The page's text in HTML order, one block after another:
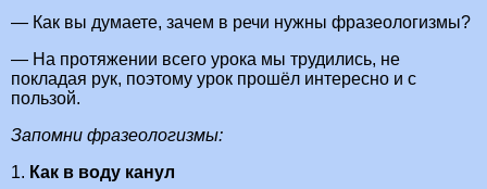
— Как вы думаете, зачем в речи нужны фразеологизмы?
— На протяжении всего урока мы трудились, не
покладая рук, поэтому урок прошёл интересно и с
пользой.
Запомни фразеологизмы:
1. Как в воду канул